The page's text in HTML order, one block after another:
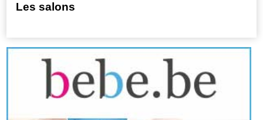
Les salons